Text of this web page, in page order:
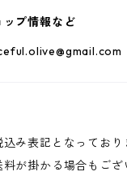
ップ情報など
み表記となっており
料が掛かる場合もご